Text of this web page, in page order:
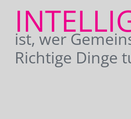
ist, wer
Richtige Dinge